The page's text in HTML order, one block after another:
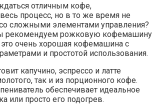
отличным кофе,
процесс, но в то же время не
со сложными элементами управления?
рекомендуем рожковую кофемашину
это очень хорошая кофемашина с
и простотой использования.
капучино, эспрессо и латте
так и из порционного кофе.
обеспечивает идеальное
или просто его подогрев.